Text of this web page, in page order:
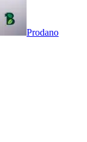
Prodano